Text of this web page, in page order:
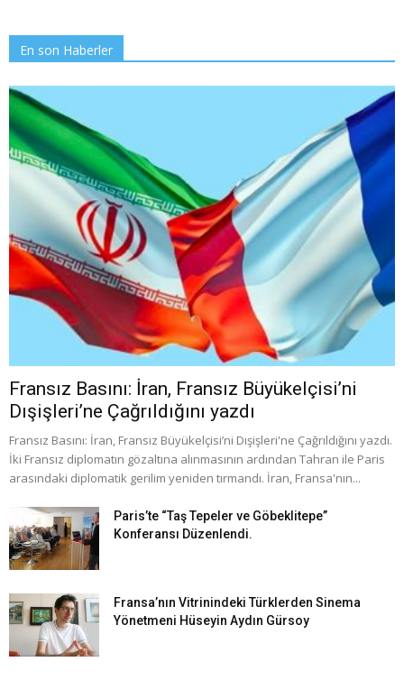
En son Haberler
Fransız Basını: İran, Fransız Büyükelçisi’ni
Dışişleri’ne Çağrıldığını yazdı
Fransız Basını: İran, Fransız Büyükelçisi’ni Dışişleri'ne Çağrıldığını yazdı.
İki Fransız diplomatın gözaltına alınmasının ardından Tahran ile Paris
arasındaki diplomatik gerilim yeniden tırmandı. İran, Fransa'nın...
Paris’te “Taş Tepeler ve Göbeklitepe”
Konferansı Düzenlendi.
Fransa’nın Vitrinindeki Türklerden Sinema
Yönetmeni Hüseyin Aydın Gürsoy